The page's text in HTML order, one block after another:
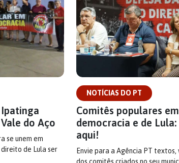
do Aço
se unem em
de Lula ser
NOTÍCIAS DO PT
Comitês populares
democracia e de
aqui!
Envie para a Agência PT